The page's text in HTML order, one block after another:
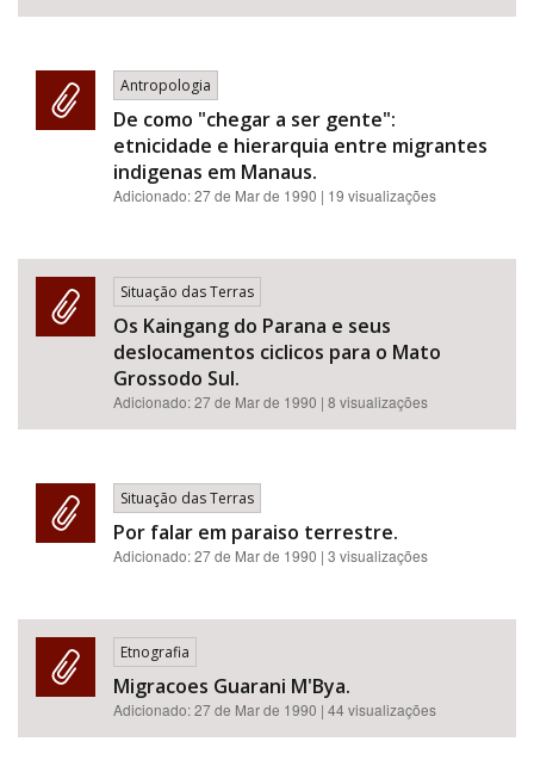
Antropologia
De como "chegar a ser gente":
etnicidade e hierarquia entre migrantes
indigenas em Manaus.
Adicionado:27 de Mar de 1990 | 19 visualizações
Situação das Terras
Os Kaingang do Parana e seus
deslocamentos ciclicos para o Mato
Grossodo Sul.
Adicionado:27 de Mar de 1990 | 8 visualizações
Situação das Terras
Por falar em paraiso terrestre.
Adicionado:27 de Mar de 1990 | 3 visualizações
Etnografia
Migracoes Guarani M'Bya.
Adicionado:27 de Mar de 1990 | 44 visualizações